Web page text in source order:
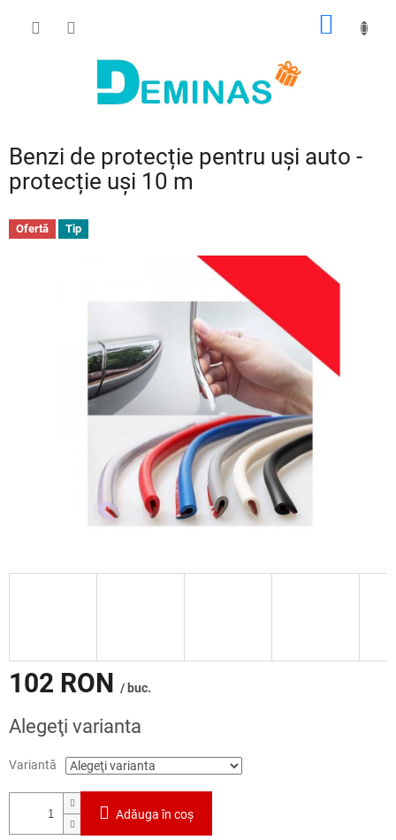
COŞ
Benzi de protecție pentru uși auto -
protecție uși 10 m
Ofertă Tip
102 RON / buc.
preţ:
Alegeţi varianta
Variantă
Adăuga în coş